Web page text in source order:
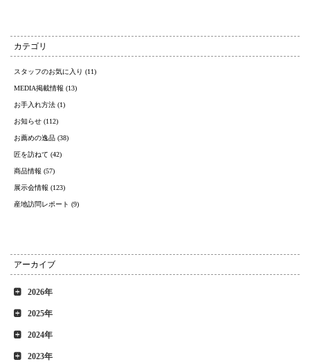
カテゴリ
スタッフのお気に入り (11)
MEDIA掲載情報 (13)
お手入れ方法 (1)
お知らせ (112)
お薦めの逸品 (38)
匠を訪ねて (42)
商品情報 (57)
展示会情報 (123)
産地訪問レポート (9)
アーカイブ
2026年
2025年
2024年
2023年